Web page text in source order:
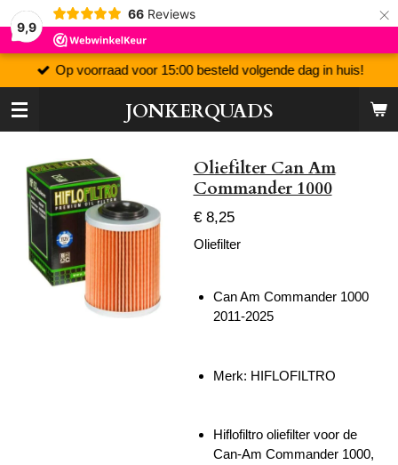
9,9
66 Reviews ×
JONKERQUADS
Op voorraad voor 15:00 besteld volgende dag in huis!
Oliefilter Can Am
Commander 1000
€ 8,25
Oliefilter
Can Am Commander 1000
2011-2025
Merk: HIFLOFILTRO
Hiflofiltro oliefilter voor de
Can-Am Commander 1000,